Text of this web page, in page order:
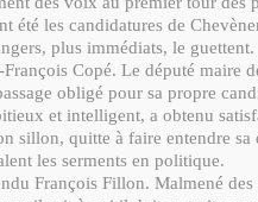
été les candidatures de
plus immédiats, le guettent.
François Copé. Le député maire
obligé pour sa propre
et intelligent, a obtenu
sillon, quitte à faire entendre
les serments en politique.
François Fillon. Malmené